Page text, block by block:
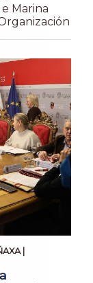
Marina
|